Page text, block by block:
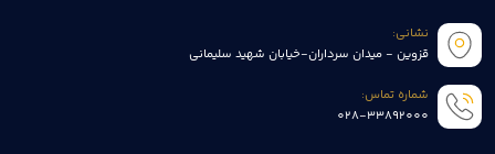
نشانی:
قزوین - میدان سرداران-خیابان شهید سلیمانی
شماره تماس:
028-33892000